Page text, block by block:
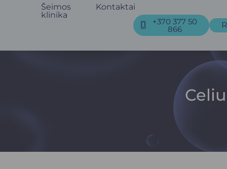
Šeimos
klinika
Kontaktai
+370 377 50
866